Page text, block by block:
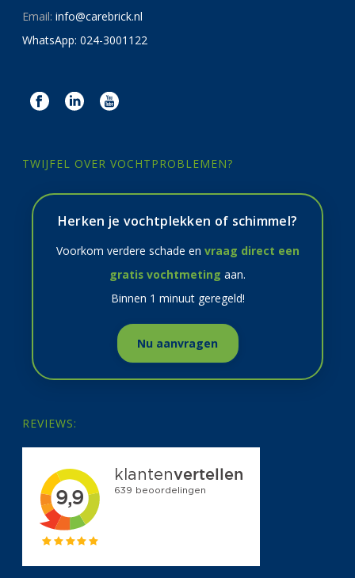
Email:info@carebrick.nl
WhatsApp: 024-3001122
TWIJFEL OVER VOCHTPROBLEMEN?
Herken je vochtplekken of schimmel?
Voorkom verdere schade en vraag direct een
gratis vochtmeting aan.
Binnen 1 minuut geregeld!
Nu aanvragen
REVIEWS: